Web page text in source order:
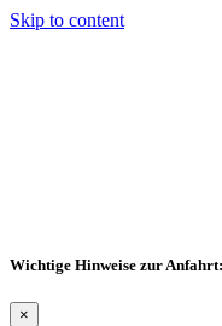
Skip to content
Wichtige Hinweise zur
×